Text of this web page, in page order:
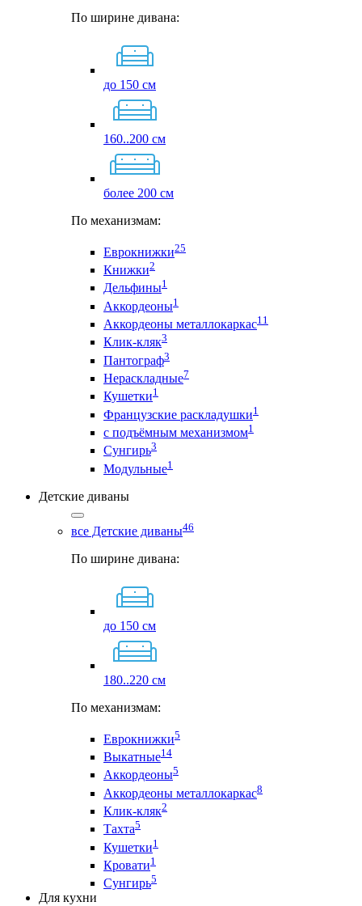
По ширине дивана:
до 150 см
160..200 см
более 200 см
По механизмам:
Еврокнижки25
Книжки2
Дельфины1
Аккордеоны1
Аккордеоны металлокаркас11
Клик-кляк3
Пантограф3
Нераскладные7
Кушетки1
Французские раскладушки1
с подъёмным механизмом1
Сунгирь3
Модульные1
Детские диваны
все Детские диваны46
По ширине дивана:
до 150 см
180..220 см
По механизмам:
Еврокнижки5
Выкатные14
Аккордеоны5
Аккордеоны металлокаркас8
Клик-кляк2
Тахта5
Кушетки1
Кровати1
Сунгирь5
Для кухни